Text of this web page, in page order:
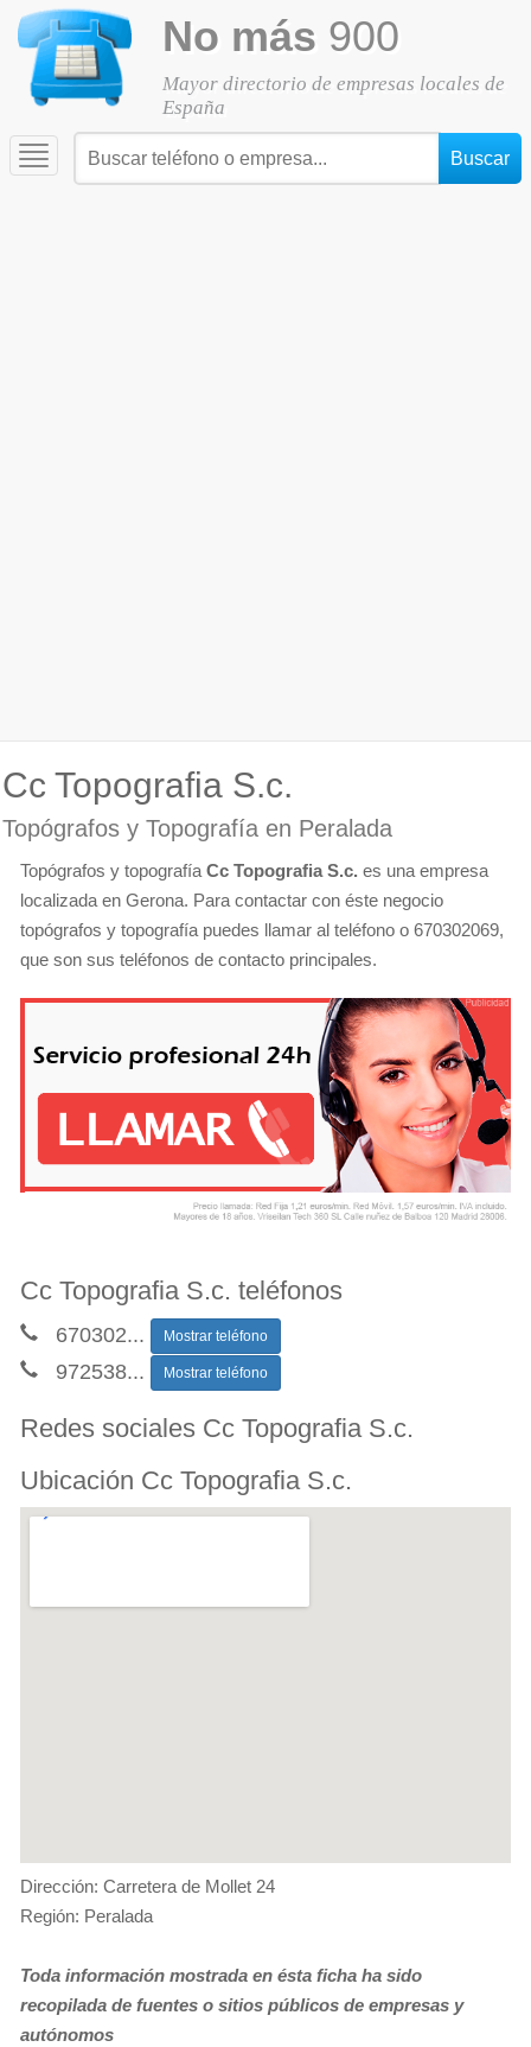
No más 900
Mayor directorio de empresas locales de
España
Toggle
navigation
Cc Topografia S.c.
Topógrafos y Topografía en Peralada
Topógrafos y topografía Cc Topografia S.c. es una empresa
localizada en Gerona. Para contactar con éste negocio
topógrafos y topografía puedes llamar al teléfono o 670302069,
que son sus teléfonos de contacto principales.
Cc Topografia S.c. teléfonos
670302... Mostrar teléfono
972538... Mostrar teléfono
Redes sociales Cc Topografia S.c.
Ubicación Cc Topografia S.c.
Dirección: Carretera de Mollet 24
Región: Peralada
Toda información mostrada en ésta ficha ha sido
recopilada de fuentes o sitios públicos de empresas y
autónomos